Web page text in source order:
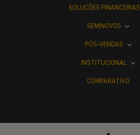
SOLUÇÕES FINANCEIRAS
SEMINOVOS
PÓS-VENDAS
INSTITUCIONAL
COMPARATIVO